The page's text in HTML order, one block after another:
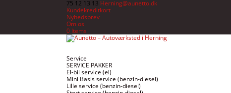
75 12 13 13 Herning@aunetto.dk
Kundekreditkort
Nyhedsbrev
Om os
0 Items
Service
SERVICE PAKKER
El-bil service (el)
Mini Basis service (benzin-diesel)
Lille service (benzin-diesel)